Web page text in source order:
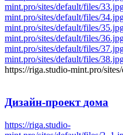
mint.pro/sites/default/files/
mint.pro/sites/default/files/
mint.pro/sites/default/files/
mint.pro/sites/default/files/
mint.pro/sites/default/files/
mint.pro/sites/default/files/
https://riga.studio-mint.pro/
Дизайн-проектдома
https://riga.studio-